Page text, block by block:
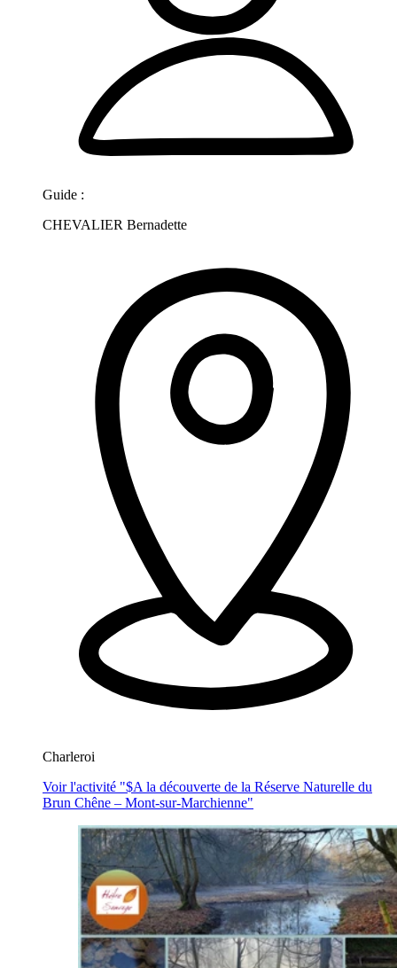
Guide :
CHEVALIER Bernadette
Charleroi
Voir l'activité "$A la découverte de la Réserve Naturelle du
Brun Chêne – Mont-sur-Marchienne"